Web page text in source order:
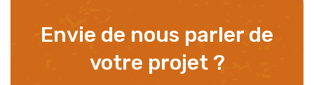
Envie de nous parler de
votre projet ?